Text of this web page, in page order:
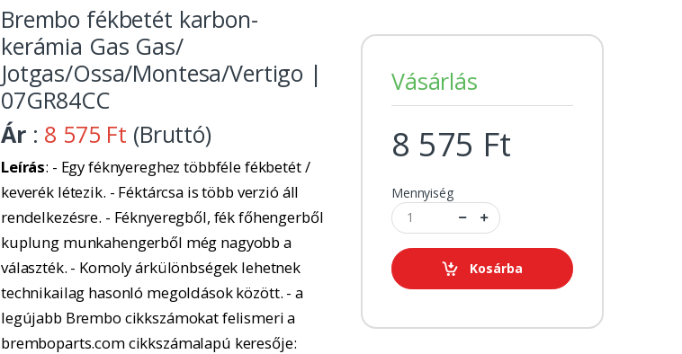
Brembo fékbetét karbon-
kerámia Gas Gas/
Jotgas/Ossa/Montesa/Vertigo |
07GR84CC
Ár : 8 575 Ft (Bruttó)
Leírás: - Egy féknyereghez többféle fékbetét /
keverék létezik. - Féktárcsa is több verzió áll
rendelkezésre. - Féknyeregből, fék főhengerből
kuplung munkahengerből még nagyobb a
választék. - Komoly árkülönbségek lehetnek
technikailag hasonló megoldások között. - a
legújabb Brembo cikkszámokat felismeri a
bremboparts.com cikkszámalapú keresője:
Vásárlás
8 575 Ft
Mennyiség
Kosárba